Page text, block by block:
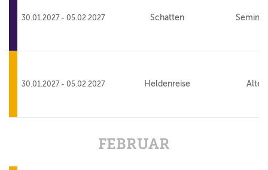
30.01.2027 - 05.02.2027 Schatten
30.01.2027 - 05.02.2027 Heldenreise Alte
FEBRUAR